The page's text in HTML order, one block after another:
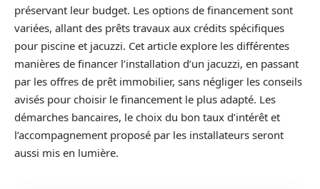
préservant leur budget. Les options de financement sont
variées, allant des prêts travaux aux crédits spécifiques
pour piscine et jacuzzi. Cet article explore les différentes
manières de financer l’installation d’un jacuzzi, en passant
par les offres de prêt immobilier, sans négliger les conseils
avisés pour choisir le financement le plus adapté. Les
démarches bancaires, le choix du bon taux d’intérêt et
l’accompagnement proposé par les installateurs seront
aussi mis en lumière.